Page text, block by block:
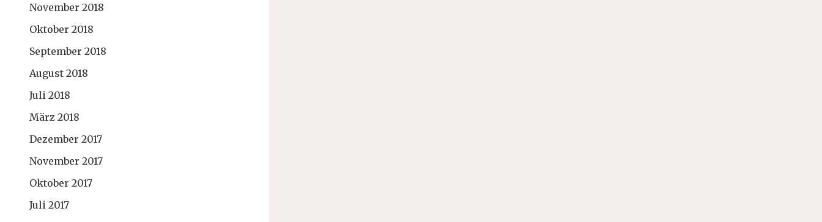
November 2018
Oktober 2018
September 2018
August 2018
Juli 2018
März 2018
Dezember 2017
November 2017
Oktober 2017
Juli 2017